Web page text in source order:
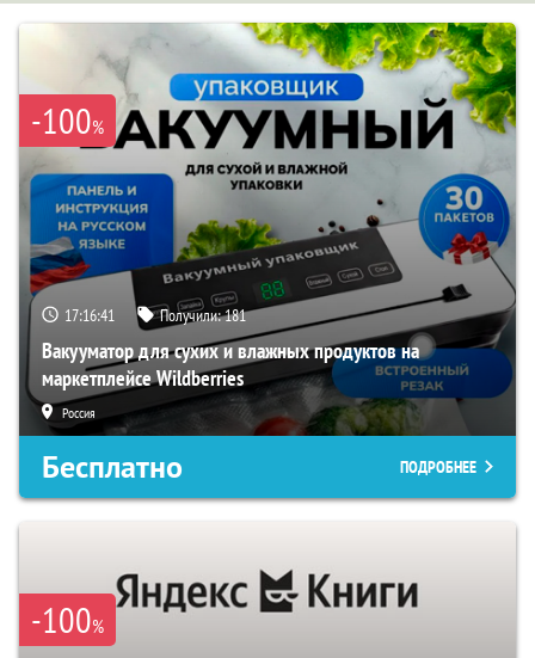
-100%
17:16:41 Получили:181
Вакууматор для сухих и влажных продуктов на
маркетплейсе Wildberries
Россия
Бесплатно ПОДРОБНЕЕ
-100%